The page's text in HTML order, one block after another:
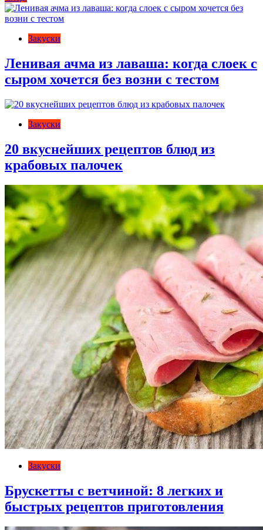
по
записям
Закуски
Ленивая ачма из лаваша: когда слоек с
сыром хочется без возни с тестом
Закуски
20 вкуснейших рецептов блюд из
крабовых палочек
Закуски
Брускетты с ветчиной: 8 легких и
быстрых рецептов приготовления